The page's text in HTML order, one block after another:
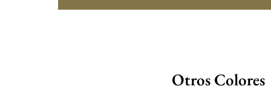
Otros Colores